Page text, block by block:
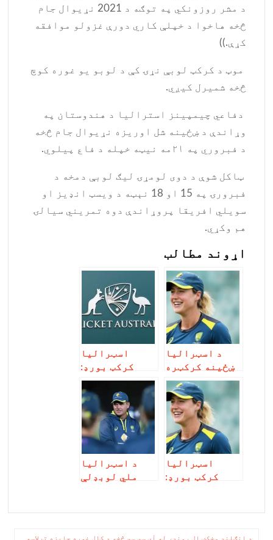
د مشر روزونکي په توګه د 2021 نړیوال جام
څخه هاخوا د خپلې کاري دورې غزولو موافقه
کړې.))
موټ د کرکټ لوبې نړۍ کې د لوبو یو غوره کوچ
څخه شمیرل کیږي.
دفاعي چیمپینز استرالیا د هندوستان په
وړاندې د ښځینه شل اوریزه نړیوال جام څخه
د فبروري په ۲۱مه نیټه خپله د فاع پیلوي.
ټاکل شوې د دوی لومړۍ لیګ لوبې دمخه د
فبرورۍ په 15 او 18 نېټه د ویسټ انډیز او
سویلي افریقا پروړاندې دوه تمریني سیالۍ
هم وکړي.
اړوند مطالب
د اسټرالیا
ښځینه کرکټره
الیس پیري ټپي
ده
اسټرالیا
کرکټ بورډ:
موږ په لوبډله
کې هېڅ بدلون
نه غواړو
اسټرالیا
کرکټ بورډ:
د اسټرالیا
ملي لوبډلې
د انګلنډ مخکښ ال رونډر له آی سي سي څخه د کال غوره جایزه ترلاسه